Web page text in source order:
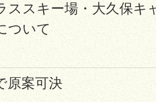
ススキー場・大久保キ
ついて
原案可決